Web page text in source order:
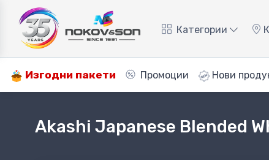
Категории
Изгодни пакети Промоции Нови
Akashi Japanese Blended